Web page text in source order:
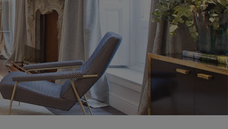
2022
2021
2020
2019
2018
2017
2016